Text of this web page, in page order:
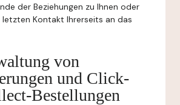
der Beziehungen zu Ihnen oder
Kontakt Ihrerseits an das
von
und Click-
Bestellungen